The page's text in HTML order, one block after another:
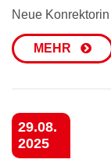
Neue
MEHR
29.08.
2025